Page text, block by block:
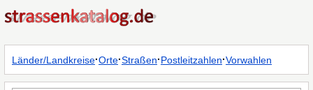
Länder/Landkreise·Orte·Straßen·Postleitzahlen·Vorwahlen